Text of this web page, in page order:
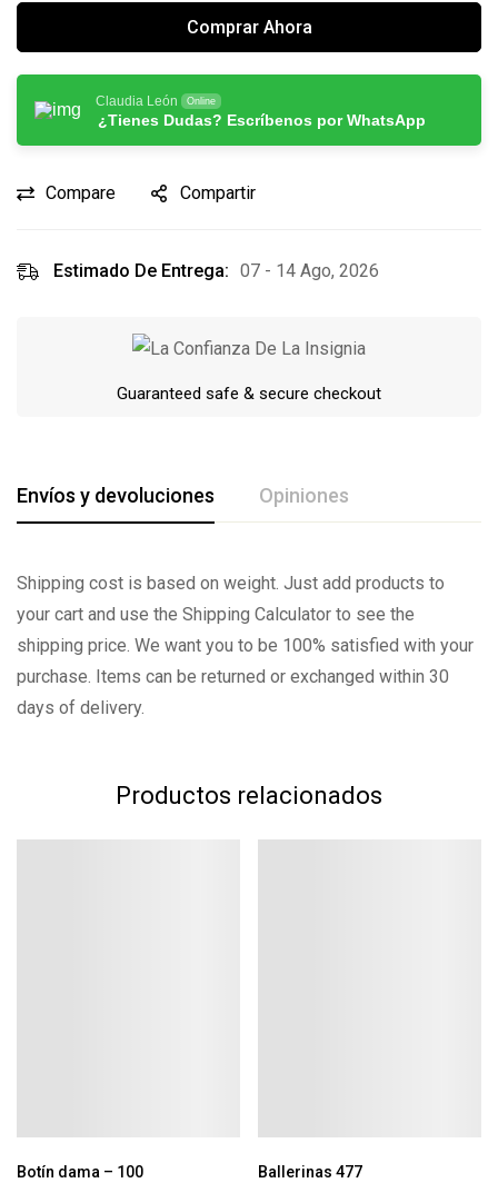
Comprar Ahora
Claudia León Online
¿Tienes Dudas? Escríbenos por WhatsApp
Compare Compartir
Estimado De Entrega: 07 - 14 Ago, 2026
Guaranteed safe & secure checkout
Envíos y devoluciones Opiniones
Shipping cost is based on weight. Just add products to
your cart and use the Shipping Calculator to see the
shipping price. We want you to be 100% satisfied with your
purchase. Items can be returned or exchanged within 30
days of delivery.
De La Calificación Y Revisión De
Base en 0 Comentarios
Escribe una reseña
Productos relacionados
Botín dama – 100 Ballerinas 477